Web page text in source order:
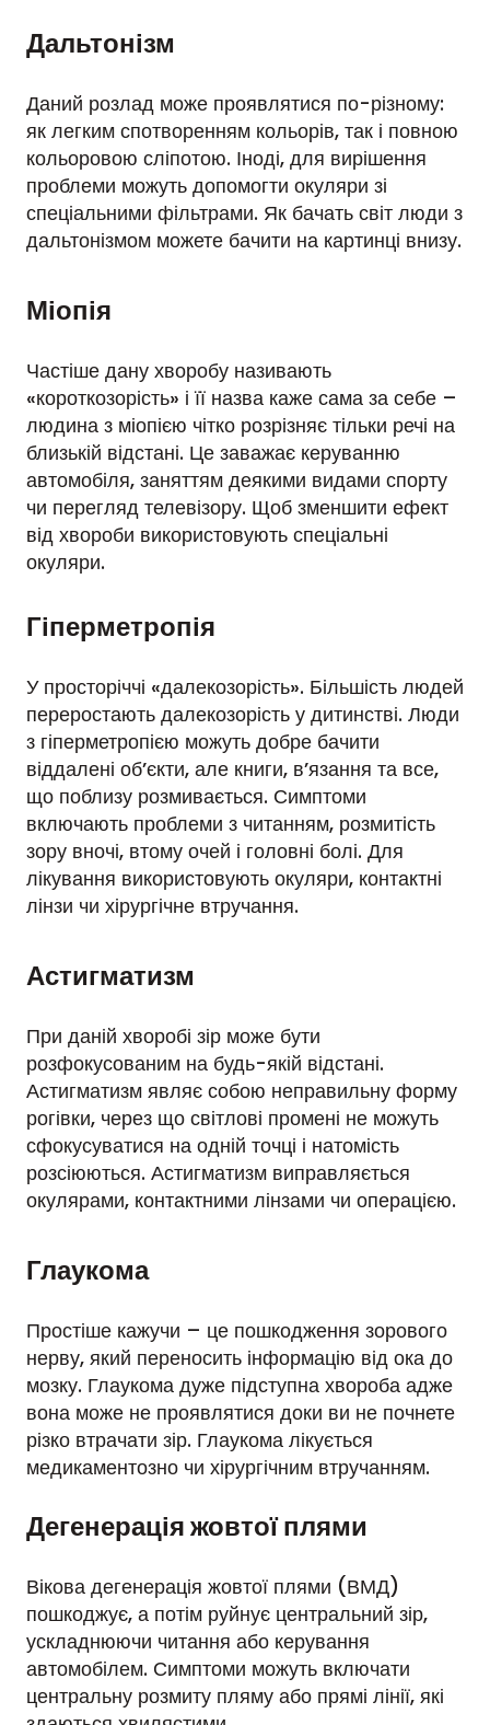
Дальтонізм
Даний розлад може проявлятися по-різному:
як легким спотворенням кольорів, так і повною
кольоровою сліпотою. Іноді, для вирішення
проблеми можуть допомогти окуляри зі
спеціальними фільтрами. Як бачать світ люди з
дальтонізмом можете бачити на картинці внизу.
Міопія
Частіше дану хворобу називають
«короткозорість» і її назва каже сама за себе –
людина з міопією чітко розрізняє тільки речі на
близькій відстані. Це заважає керуванню
автомобіля, заняттям деякими видами спорту
чи перегляд телевізору. Щоб зменшити ефект
від хвороби використовують спеціальні
окуляри.
Гіперметропія
У просторіччі «далекозорість». Більшість людей
переростають далекозорість у дитинстві. Люди
з гіперметропією можуть добре бачити
віддалені об’єкти, але книги, в’язання та все,
що поблизу розмивається. Симптоми
включають проблеми з читанням, розмитість
зору вночі, втому очей і головні болі. Для
лікування використовують окуляри, контактні
лінзи чи хірургічне втручання.
Астигматизм
При даній хворобі зір може бути
розфокусованим на будь-якій відстані.
Астигматизм являє собою неправильну форму
рогівки, через що світлові промені не можуть
сфокусуватися на одній точці і натомість
розсіюються. Астигматизм виправляється
окулярами, контактними лінзами чи операцією.
Глаукома
Простіше кажучи – це пошкодження зорового
нерву, який переносить інформацію від ока до
мозку. Глаукома дуже підступна хвороба адже
вона може не проявлятися доки ви не почнете
різко втрачати зір. Глаукома лікується
медикаментозно чи хірургічним втручанням.
Дегенерація жовтої плями
Вікова дегенерація жовтої плями (ВМД)
пошкоджує, а потім руйнує центральний зір,
ускладнюючи читання або керування
автомобілем. Симптоми можуть включати
центральну розмиту пляму або прямі лінії, які